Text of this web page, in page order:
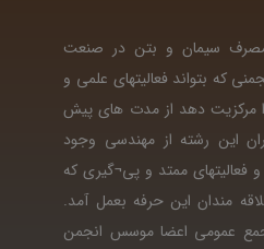
مصرف سیمان و بتن در صنعت
که بتواند فعالیتهای علمی و
مرکزیت دهد از مدت های پیش
این رشته از مهندسی وجود
ممتد و پی¬گیری که
مندان این حرفه بعمل آمد.
عمومی اعضا موسس انجمن